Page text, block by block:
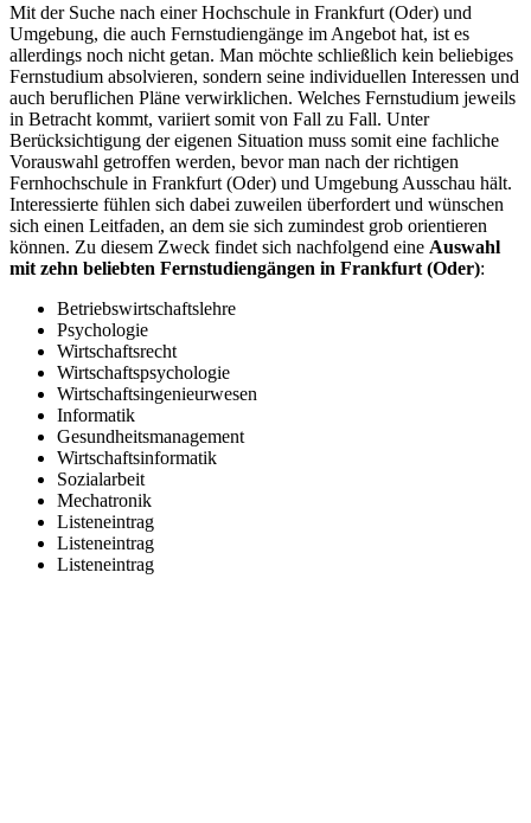
Mit der Suche nach einer Hochschule in Frankfurt (Oder) und
Umgebung, die auch Fernstudiengänge im Angebot hat, ist es
allerdings noch nicht getan. Man möchte schließlich kein beliebiges
Fernstudium absolvieren, sondern seine individuellen Interessen und
auch beruflichen Pläne verwirklichen. Welches Fernstudium jeweils
in Betracht kommt, variiert somit von Fall zu Fall. Unter
Berücksichtigung der eigenen Situation muss somit eine fachliche
Vorauswahl getroffen werden, bevor man nach der richtigen
Fernhochschule in Frankfurt (Oder) und Umgebung Ausschau hält.
Interessierte fühlen sich dabei zuweilen überfordert und wünschen
sich einen Leitfaden, an dem sie sich zumindest grob orientieren
können. Zu diesem Zweck findet sich nachfolgend eine Auswahl
mit zehn beliebten Fernstudiengängen in Frankfurt (Oder):
Betriebswirtschaftslehre
Psychologie
Wirtschaftsrecht
Wirtschaftspsychologie
Wirtschaftsingenieurwesen
Informatik
Gesundheitsmanagement
Wirtschaftsinformatik
Sozialarbeit
Mechatronik
Listeneintrag
Listeneintrag
Listeneintrag